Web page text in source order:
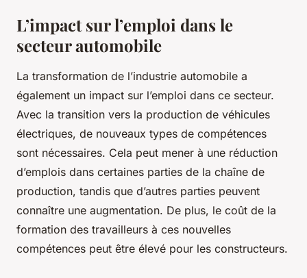
L’impact sur l’emploi dans le
secteur automobile
La transformation de l’industrie automobile a
également un impact sur l’emploi dans ce secteur.
Avec la transition vers la production de véhicules
électriques, de nouveaux types de compétences
sont nécessaires. Cela peut mener à une réduction
d’emplois dans certaines parties de la chaîne de
production, tandis que d’autres parties peuvent
connaître une augmentation. De plus, le coût de la
formation des travailleurs à ces nouvelles
compétences peut être élevé pour les constructeurs.